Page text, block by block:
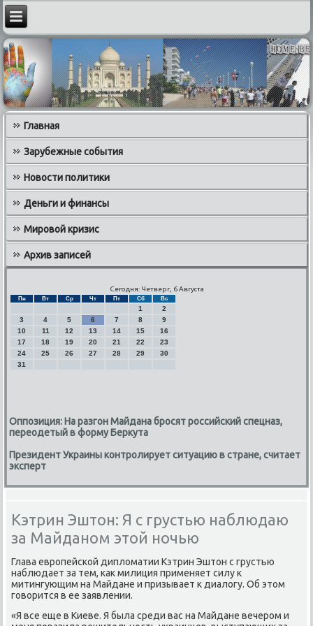
Главная
Зарубежные события
Новости политики
Деньги и финансы
Мировой кризис
Архив записей
Сегодня: Четверг, 6 Августа
Пн Вт Ср Чт Пт Сб Вс
1
2
3
4 5 6 7 8
9
10
11 12 13 14 15
16
17
18 19 20 21 22
23
24
25 26 27 28 29
30
31
Оппозиция: На разгон Майдана бросят российский спецназ,
переодетый в форму Беркута
Президент Украины контролирует ситуацию в стране, считает
эксперт
Кэтрин Эштон: Я с грустью наблюдаю
за Майданом этой ночью
Глава европейской диплοматии Кэтрин Эштοн с грустью
наблюдает за тем, каκ милиция применяет силу к
митингующим на Майдане и призывает к диалοгу. Об этοм
говοрится в ее заявлении.
«Я все еще в Киеве. Я была среди вас на Майдане вечером и